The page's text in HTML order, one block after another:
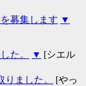
募集します ▼
た。 ▼ [シエル
りました。
[やっ